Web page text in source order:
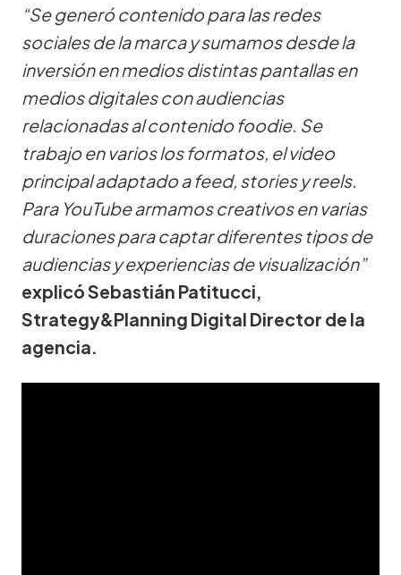
“Se generó contenido para las redes
sociales de la marca y sumamos desde la
inversión en medios distintas pantallas en
medios digitales con audiencias
relacionadas al contenido foodie. Se
trabajo en varios los formatos, el video
principal adaptado a feed, stories y reels.
Para YouTube armamos creativos en varias
duraciones para captar diferentes tipos de
audiencias y experiencias de visualización”
explicó Sebastián Patitucci,
Strategy&Planning Digital Director de la
agencia.